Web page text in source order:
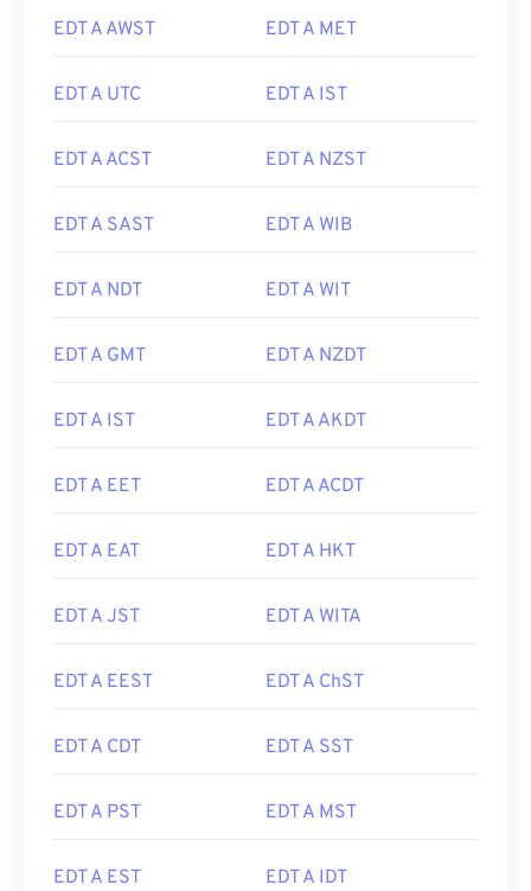
EDT A AWST EDT A MET
EDT A UTC EDT A IST
EDT A ACST EDT A NZST
EDT A SAST EDT A WIB
EDT A NDT EDT A WIT
EDT A GMT EDT A NZDT
EDT A IST EDT A AKDT
EDT A EET EDT A ACDT
EDT A EAT EDT A HKT
EDT A JST EDT A WITA
EDT A EEST EDT A ChST
EDT A CDT EDT A SST
EDT A PST EDT A MST
EDT A EST EDT A IDT